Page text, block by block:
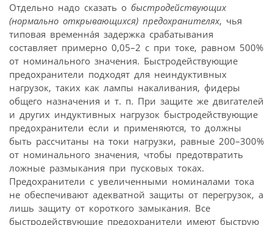
Отдельно надо сказать о быстродействующих
(нормально открывающихся) предохранителях, чья
типовая временнáя задержка срабатывания
составляет примерно 0,05–2 с при токе, равном 500%
от номинального значения. Быстродействующие
предохранители подходят для неиндуктивных
нагрузок, таких как лампы накаливания, фидеры
общего назначения и т. п. При защите же двигателей
и других индуктивных нагрузок быстродействующие
предохранители если и применяются, то должны
быть рассчитаны на токи нагрузки, равные 200–300%
от номинального значения, чтобы предотвратить
ложные размыкания при пусковых токах.
Предохранители с увеличенными номиналами тока
не обеспечивают адекватной защиты от перегрузок, а
лишь защиту от короткого замыкания. Все
быстродействующие предохранители имеют быструю